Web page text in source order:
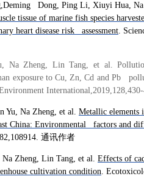
Dong, Ping Li, Xiuyi Hua,
tissue of marine fish species
heart disease risk assessment.
Na Zheng, Lin Tang, et al.
exposure to Cu, Zn, Cd and Pb
Yu, Na Zheng, et al. Metallic
China: Environmental factors and
通讯作者
Na Zheng, Lin Tang, et al. Effects of
cultivation condition.